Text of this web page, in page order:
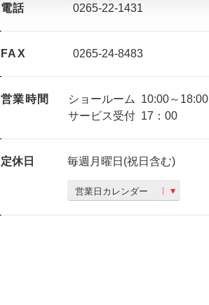
電話 0265-22-1431
FAX 0265-24-8483
営業時間 ショールーム
10:00～18:00
サービス受付 17：00
定休日 毎週月曜日(祝日含む)
営業日カレンダー